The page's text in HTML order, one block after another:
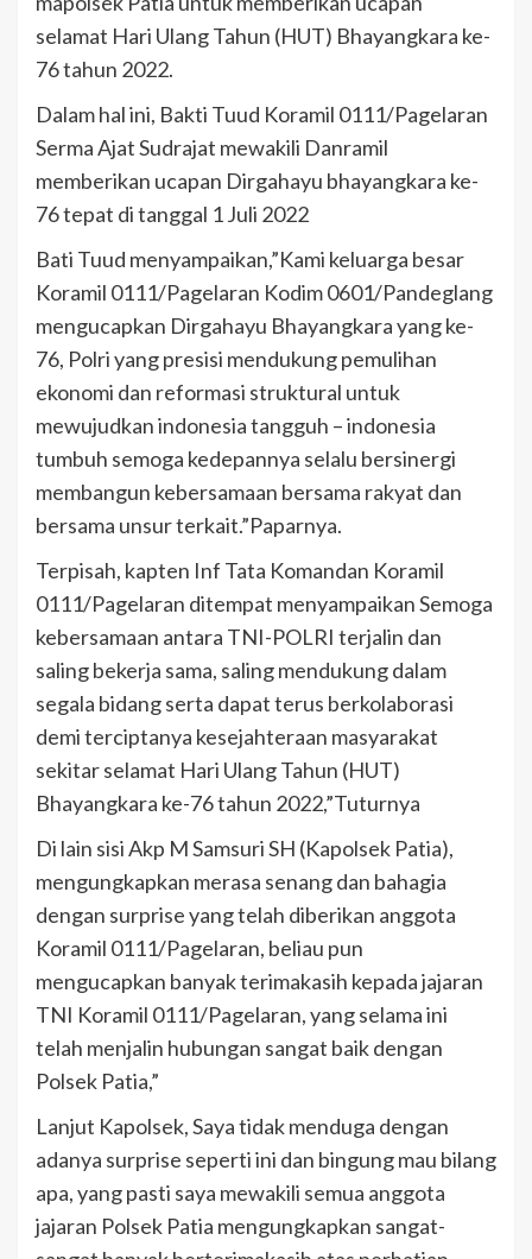
selamat Hari Ulang Tahun (HUT) Bhayangkara ke-
76 tahun 2022.
Dalam hal ini, Bakti Tuud Koramil 0111/Pagelaran
Serma Ajat Sudrajat mewakili Danramil
memberikan ucapan Dirgahayu bhayangkara ke-
76 tepat di tanggal 1 Juli 2022
Bati Tuud menyampaikan,”Kami keluarga besar
Koramil 0111/Pagelaran Kodim 0601/Pandeglang
mengucapkan Dirgahayu Bhayangkara yang ke-
76, Polri yang presisi mendukung pemulihan
ekonomi dan reformasi struktural untuk
mewujudkan indonesia tangguh – indonesia
tumbuh semoga kedepannya selalu bersinergi
membangun kebersamaan bersama rakyat dan
bersama unsur terkait.”Paparnya.
Terpisah, kapten Inf Tata Komandan Koramil
0111/Pagelaran ditempat menyampaikan Semoga
kebersamaan antara TNI-POLRI terjalin dan
saling bekerja sama, saling mendukung dalam
segala bidang serta dapat terus berkolaborasi
demi terciptanya kesejahteraan masyarakat
sekitar selamat Hari Ulang Tahun (HUT)
Bhayangkara ke-76 tahun 2022,”Tuturnya
Di lain sisi Akp M Samsuri SH (Kapolsek Patia),
mengungkapkan merasa senang dan bahagia
dengan surprise yang telah diberikan anggota
Koramil 0111/Pagelaran, beliau pun
mengucapkan banyak terimakasih kepada jajaran
TNI Koramil 0111/Pagelaran, yang selama ini
telah menjalin hubungan sangat baik dengan
Polsek Patia,”
Lanjut Kapolsek, Saya tidak menduga dengan
adanya surprise seperti ini dan bingung mau bilang
apa, yang pasti saya mewakili semua anggota
jajaran Polsek Patia mengungkapkan sangat-